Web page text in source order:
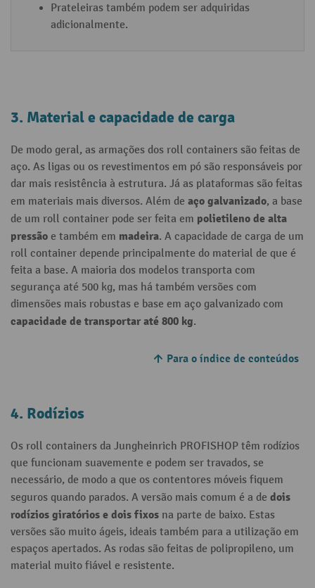
Prateleiras também podem ser adquiridas
adicionalmente.
3. Material e capacidade de carga
De modo geral, as armações dos roll containers são feitas de
aço. As ligas ou os revestimentos em pó são responsáveis por
dar mais resistência à estrutura. Já as plataformas são feitas
em materiais mais diversos. Além de aço galvanizado, a base
de um roll container pode ser feita em polietileno de alta
pressão e também em madeira. A capacidade de carga de um
roll container depende principalmente do material de que é
feita a base. A maioria dos modelos transporta com
segurança até 500 kg, mas há também versões com
dimensões mais robustas e base em aço galvanizado com
capacidade de transportar até 800 kg.
Para o índice de conteúdos
4. Rodízios
Os roll containers da Jungheinrich PROFISHOP têm rodízios
que funcionam suavemente e podem ser travados, se
necessário, de modo a que os contentores móveis fiquem
seguros quando parados. A versão mais comum é a de dois
rodízios giratórios e dois fixos na parte de baixo. Estas
versões são muito ágeis, ideais também para a utilização em
espaços apertados. As rodas são feitas de polipropileno, um
material muito fiável e resistente.